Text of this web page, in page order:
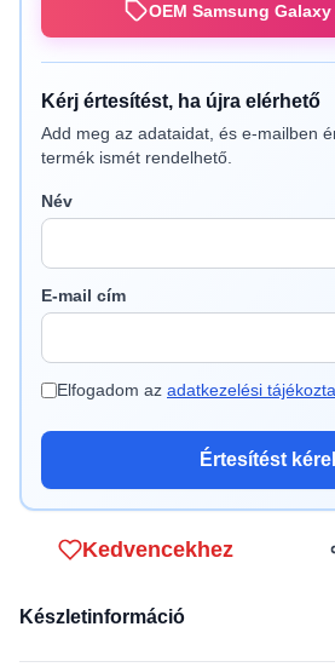
OEM Samsung
Kérj értesítést, ha újra elérhető
Add meg az adataidat, és e-mailben
termék ismét rendelhető.
Név
E-mail cím
Elfogadom az adatkezelési
Értesítést
Kedvencekhez
Készletinformáció